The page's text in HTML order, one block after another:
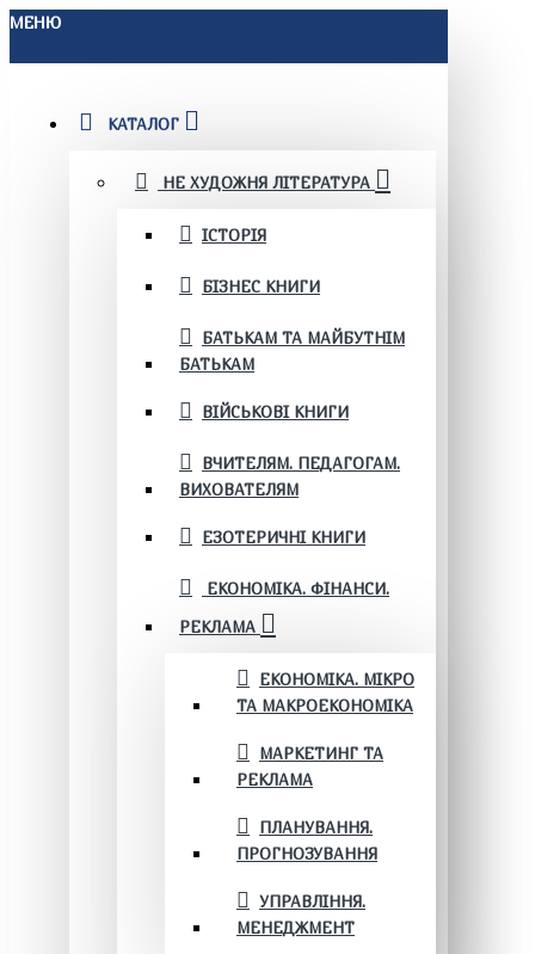
МЕНЮ
КАТАЛОГ
НЕ ХУДОЖНЯ ЛІТЕРАТУРА
ІСТОРІЯ
БІЗНЕС КНИГИ
БАТЬКАМ ТА МАЙБУТНІМ
БАТЬКАМ
ВІЙСЬКОВІ КНИГИ
ВЧИТЕЛЯМ. ПЕДАГОГАМ.
ВИХОВАТЕЛЯМ
ЕЗОТЕРИЧНІ КНИГИ
ЕКОНОМІКА. ФІНАНСИ.
РЕКЛАМА
ЕКОНОМІКА. МІКРО
ТА МАКРОЕКОНОМІКА
МАРКЕТИНГ ТА
РЕКЛАМА
ПЛАНУВАННЯ.
ПРОГНОЗУВАННЯ
УПРАВЛІННЯ.
МЕНЕДЖМЕНТ